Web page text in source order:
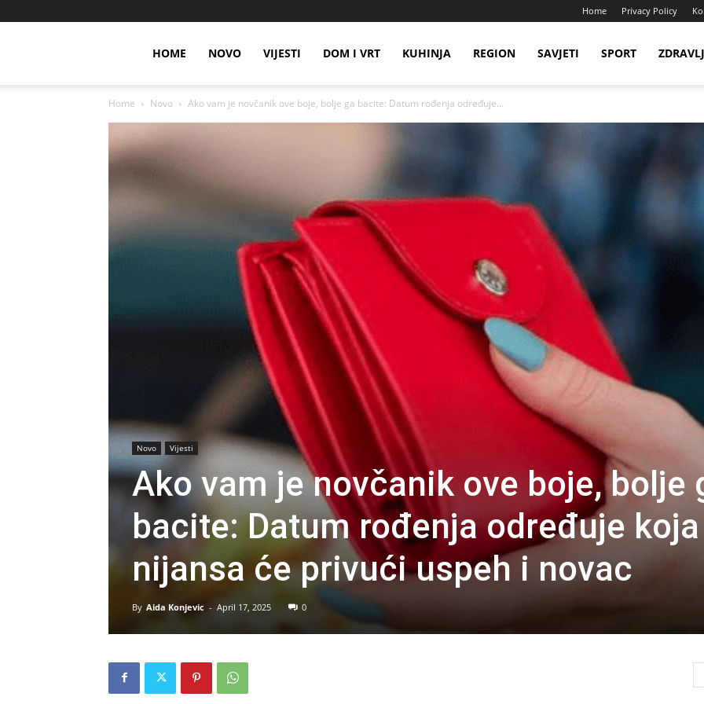
Home Privacy Policy
HOME NOVO VIJESTI DOM I VRT KUHINJA REGION SAVJETI SPORT
Home Novo Ako vam je novčanik ove boje, bolje ga bacite: Datum rođenja određuje...
Novo Vijesti
Ako vam je novčanik ove boje, bolje
bacite: Datum rođenja određuje koja
nijansa će privući uspeh i novac
By Aida Konjevic - April 17, 2025 0